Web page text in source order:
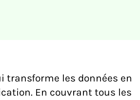
transforme les données en
En couvrant tous les